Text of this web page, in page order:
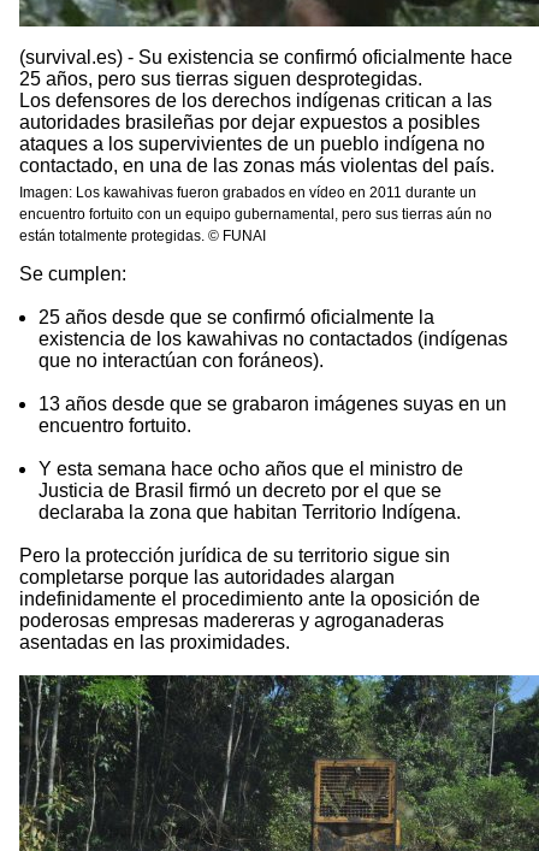
(survival.es) - Su existencia se confirmó oficialmente hace
25 años, pero sus tierras siguen desprotegidas.
Los defensores de los derechos indígenas critican a las
autoridades brasileñas por dejar expuestos a posibles
ataques a los supervivientes de un pueblo indígena no
contactado, en una de las zonas más violentas del país.
Imagen: Los kawahivas fueron grabados en vídeo en 2011 durante un
encuentro fortuito con un equipo gubernamental, pero sus tierras aún no
están totalmente protegidas. © FUNAI
Se cumplen:
25 años desde que se confirmó oficialmente la
existencia de los kawahivas no contactados (indígenas
que no interactúan con foráneos).
13 años desde que se grabaron imágenes suyas en un
encuentro fortuito.
Y esta semana hace ocho años que el ministro de
Justicia de Brasil firmó un decreto por el que se
declaraba la zona que habitan Territorio Indígena.
Pero la protección jurídica de su territorio sigue sin
completarse porque las autoridades alargan
indefinidamente el procedimiento ante la oposición de
poderosas empresas madereras y agroganaderas
asentadas en las proximidades.